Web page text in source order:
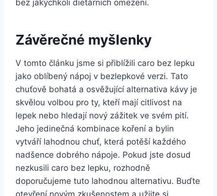
bez jakýchkoli dietárních omezení.
Závěrečné myšlenky
V tomto článku jsme si přiblížili caro bez lepku
jako oblíbený nápoj v bezlepkové verzi. Tato
chuťově bohatá a osvěžující alternativa kávy je
skvělou volbou pro ty, kteří mají citlivost na
lepek nebo hledají nový zážitek ve svém pití.
Jeho jedinečná kombinace koření a bylin
vytváří lahodnou chuť, která potěší každého
nadšence dobrého nápoje. Pokud jste dosud
nezkusili caro bez lepku, rozhodně
doporučujeme tuto lahodnou alternativu. Buďte
otevření novým zkušenostem a užijte si